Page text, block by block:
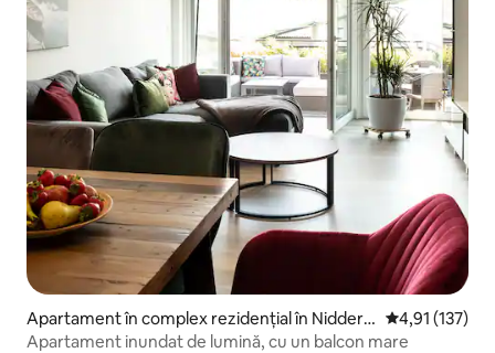
Apartament în complex rezidențial în Niddera
u
Scor mediu
4,91 (137)
Apartament inundat de lumină, cu un balcon mare